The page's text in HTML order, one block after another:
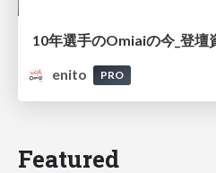
enito
PRO
Featured